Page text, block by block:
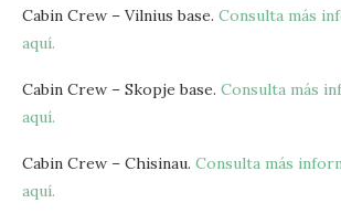
Cabin Crew – Vilnius base. Consulta más
aquí.
Cabin Crew – Skopje base. Consulta más
aquí.
Cabin Crew – Chisinau. Consulta más
aquí.